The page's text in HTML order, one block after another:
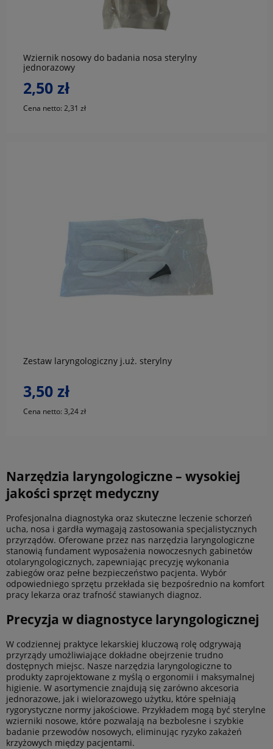
Wziernik nosowy do badania nosa sterylny
jednorazowy
2,50 zł
Cena netto: 2,31 zł
do koszyka
Zestaw laryngologiczny j.uż. sterylny
3,50 zł
Cena netto: 3,24 zł
Narzędzia laryngologiczne – wysokiej
jakości sprzęt medyczny
Profesjonalna diagnostyka oraz skuteczne leczenie schorzeń
ucha, nosa i gardła wymagają zastosowania specjalistycznych
przyrządów. Oferowane przez nas narzędzia laryngologiczne
stanowią fundament wyposażenia nowoczesnych gabinetów
otolaryngologicznych, zapewniając precyzję wykonania
zabiegów oraz pełne bezpieczeństwo pacjenta. Wybór
odpowiedniego sprzętu przekłada się bezpośrednio na komfort
pracy lekarza oraz trafność stawianych diagnoz.
Precyzja w diagnostyce laryngologicznej
W codziennej praktyce lekarskiej kluczową rolę odgrywają
przyrządy umożliwiające dokładne obejrzenie trudno
dostępnych miejsc. Nasze narzędzia laryngologiczne to
produkty zaprojektowane z myślą o ergonomii i maksymalnej
higienie. W asortymencie znajdują się zarówno akcesoria
jednorazowe, jak i wielorazowego użytku, które spełniają
rygorystyczne normy jakościowe. Przykładem mogą być sterylne
wzierniki nosowe, które pozwalają na bezbolesne i szybkie
badanie przewodów nosowych, eliminując ryzyko zakażeń
krzyżowych między pacjentami.